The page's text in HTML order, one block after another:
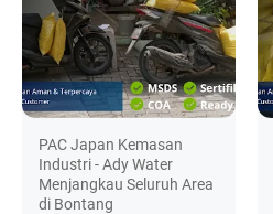
PAC Japan Kemasan
Industri - Ady Water
Menjangkau Seluruh Area
di Bontang